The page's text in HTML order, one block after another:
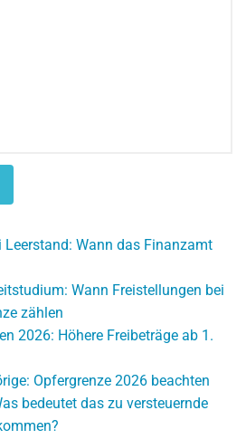
Leerstand: Wann das Finanzamt
Wann Freistellungen bei
zählen
2026: Höhere Freibeträge ab 1.
Opfergrenze 2026 beachten
bedeutet das zu versteuernde